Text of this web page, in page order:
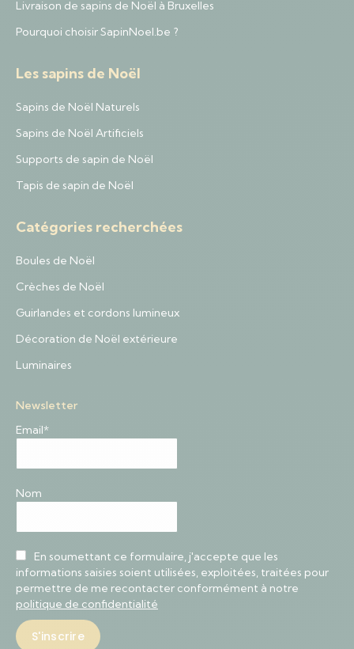
Livraison de sapins de Noël à Bruxelles
Pourquoi choisir SapinNoel.be ?
Les sapins de Noël
Sapins de Noël Naturels
Sapins de Noël Artificiels
Supports de sapin de Noël
Tapis de sapin de Noël
Catégories recherchées
Boules de Noël
Crèches de Noël
Guirlandes et cordons lumineux
Décoration de Noël extérieure
Luminaires
Newsletter
Email*
Nom
En soumettant ce formulaire, j'accepte que les
informations saisies soient utilisées, exploitées, traitées pour
permettre de me recontacter conformément à notre
politique de confidentialité